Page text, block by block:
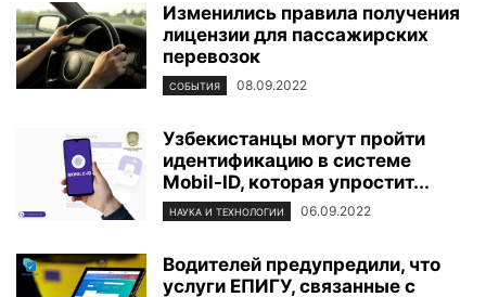
Изменились правила получения
лицензии для пассажирских
перевозок
СОБЫТИЯ 08.09.2022
Узбекистанцы могут пройти
идентификацию в системе
Mobil-ID, которая упростит...
НАУКА И ТЕХНОЛОГИИ 06.09.2022
Водителей предупредили, что
услуги ЕПИГУ, связанные с